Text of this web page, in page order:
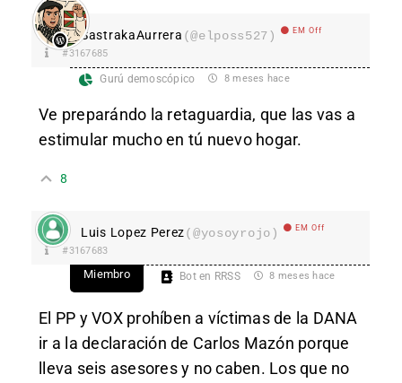
SastrakaAurrera (@elposs527) EM Off
#3167685
Gurú demoscópico 8 meses hace
Ve preparándo la retaguardia, que las vas a
estimular mucho en tú nuevo hogar.
8
Luis Lopez Perez(@yosoyrojo) EM Off
#3167683
Miembro Bot en RRSS 8 meses hace
El PP y VOX prohíben a víctimas de la DANA
ir a la declaración de Carlos Mazón porque
lleva seis asesores y no caben. Los que no